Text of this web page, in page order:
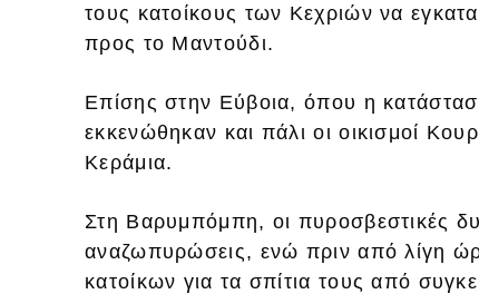
τους κατοίκους των Κεχριών να
προς το Μαντούδι.
Επίσης στην Εύβοια, όπου η
εκκενώθηκαν και πάλι οι οικισμοί
Κεράμια.
Στη Βαρυμπόμπη, οι πυροσβεστικές
αναζωπυρώσεις, ενώ πριν από λίγη
κατοίκων για τα σπίτια τους από